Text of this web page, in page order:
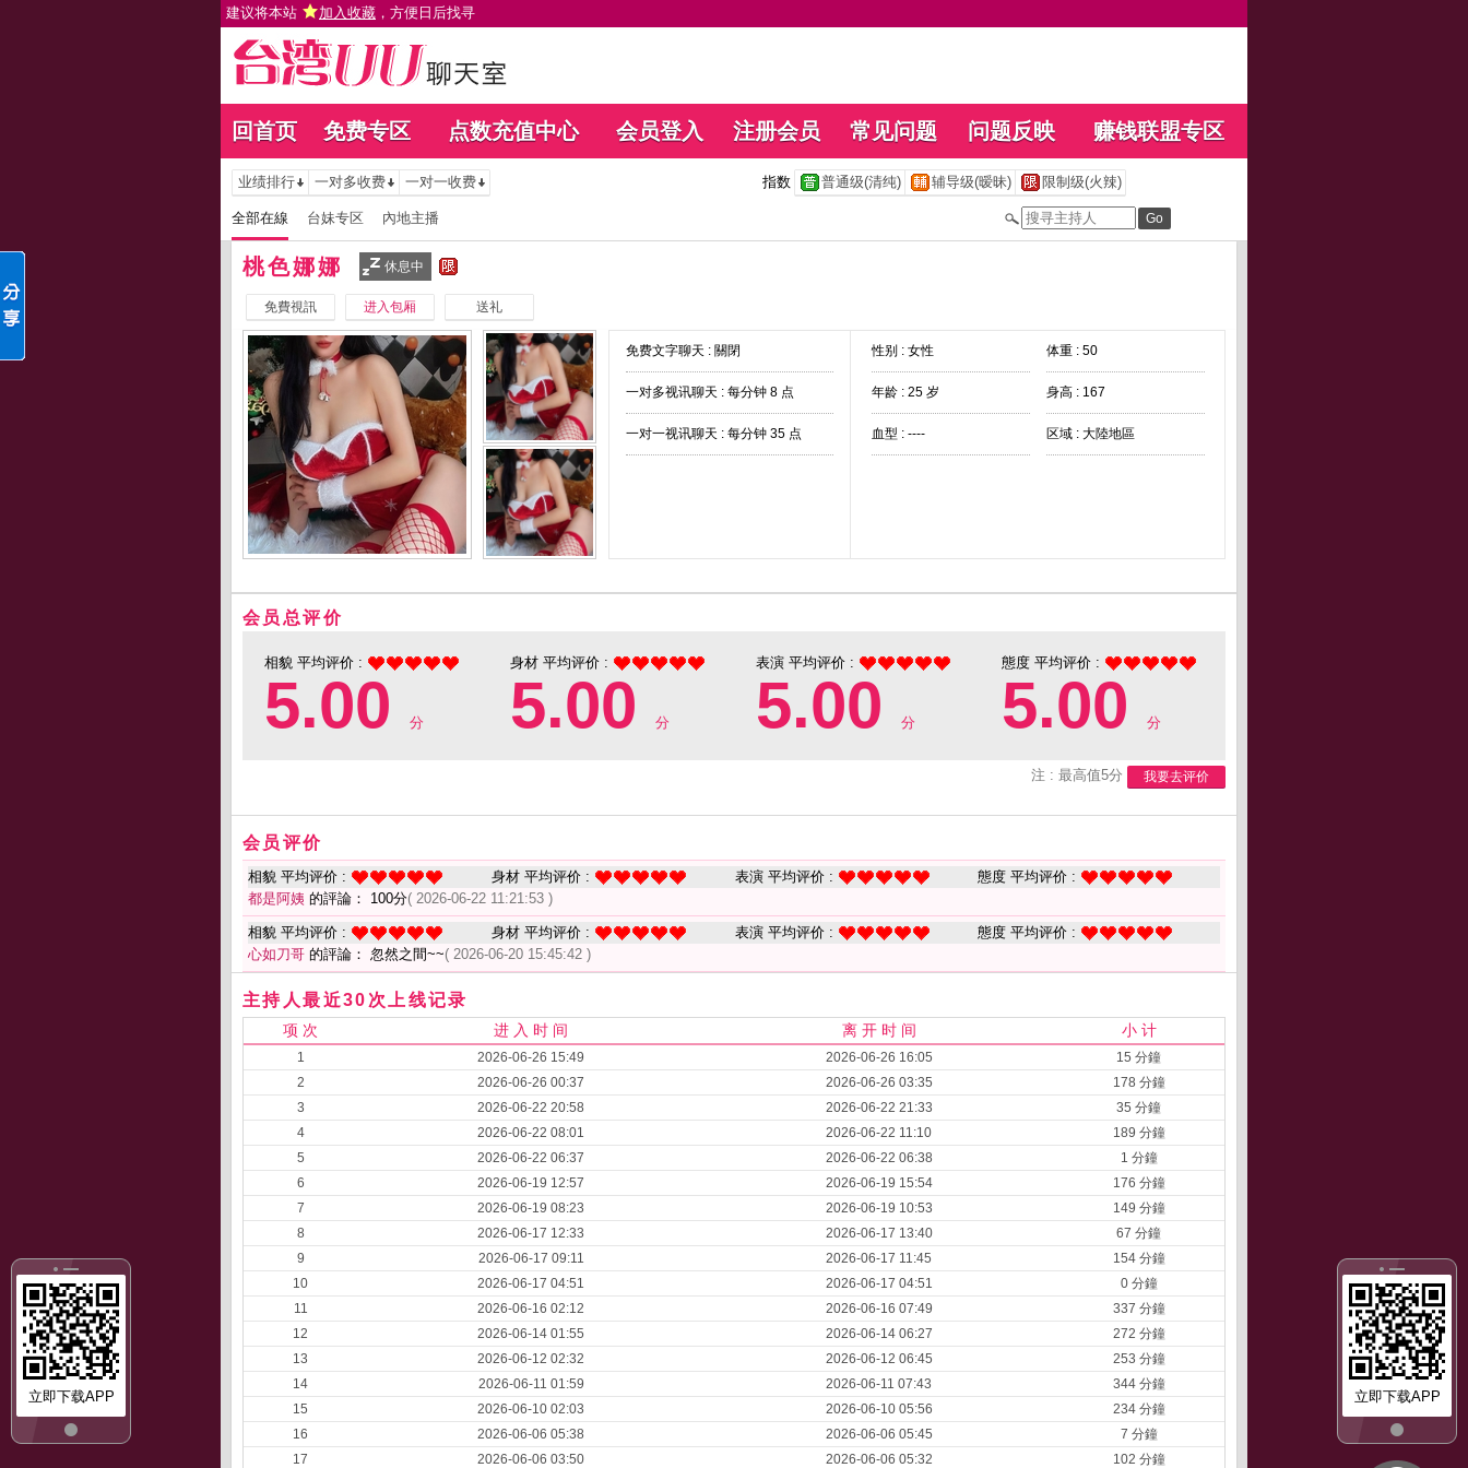
建议将本站 加入收藏 ，方便日后找寻
回首页 免费专区 点数充值中心 会员登入 注册会员 常见问题 问题反映 赚钱联盟专区
立即下载APP
立即下载APP
业绩排行 一对多收费 一对一收费 指数 普通级(清纯) 辅导级(暧昧) 限制级(火辣)
全部在線 台妹专区 內地主播
桃色娜娜 休息中
免費視訊 进入包厢 送礼
免费文字聊天 : 關閉
一对多视讯聊天 : 每分钟 8 点
一对一视讯聊天 : 每分钟 35 点
性别 : 女性 体重 : 50
年龄 : 25 岁 身高 : 167
血型 : ---- 区域 : 大陸地區
会员总评价
相貌 平均评价 :
5.00 分
身材 平均评价 :
5.00 分
表演 平均评价 :
5.00 分
態度 平均评价 :
5.00 分
注 : 最高值5分 我要去评价
会员评价
相貌 平均评价 : 身材 平均评价 : 表演 平均评价 :
態度 平均评价 :
都是阿姨 的評論： 100分( 2026-06-22 11:21:53 )
相貌 平均评价 : 身材 平均评价 : 表演 平均评价 :
態度 平均评价 :
心如刀哥 的評論： 忽然之間~~( 2026-06-20 15:45:42 )
主持人最近30次上线记录
项 次 进 入 时 间 离 开 时 间 小 计
1 2026-06-26 15:49 2026-06-26 16:05
15 分鐘
2
2026-06-26 00:37 2026-06-26 03:35
178 分鐘
3
2026-06-22 20:58 2026-06-22 21:33
35 分鐘
4
2026-06-22 08:01 2026-06-22 11:10
189 分鐘
5
2026-06-22 06:37 2026-06-22 06:38
1 分鐘
6
2026-06-19 12:57 2026-06-19 15:54
176 分鐘
7
2026-06-19 08:23 2026-06-19 10:53
149 分鐘
8
2026-06-17 12:33 2026-06-17 13:40
67 分鐘
9
2026-06-17 09:11 2026-06-17 11:45
154 分鐘
10
2026-06-17 04:51 2026-06-17 04:51
0 分鐘
11
2026-06-16 02:12 2026-06-16 07:49
337 分鐘
12
2026-06-14 01:55 2026-06-14 06:27
272 分鐘
13
2026-06-12 02:32 2026-06-12 06:45
253 分鐘
14
2026-06-11 01:59 2026-06-11 07:43
344 分鐘
15
2026-06-10 02:03 2026-06-10 05:56
234 分鐘
16
2026-06-06 05:38 2026-06-06 05:45
7 分鐘
17
2026-06-06 03:50 2026-06-06 05:32 102 分鐘